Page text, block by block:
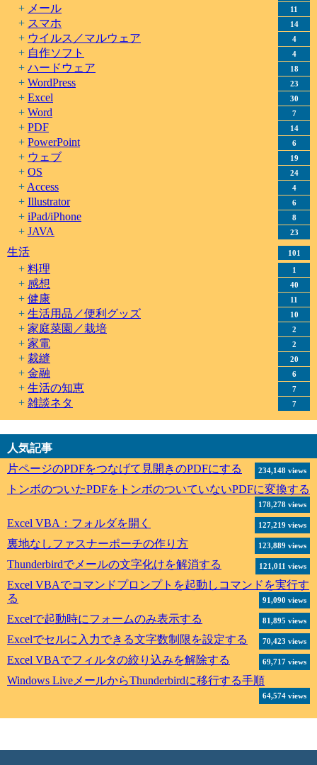
メール 11
スマホ 14
ウイルス／マルウェア 4
自作ソフト 4
ハードウェア 18
WordPress 23
Excel 30
Word 7
PDF 14
PowerPoint 6
ウェブ 19
OS 24
Access 4
Illustrator 6
iPad/iPhone 8
JAVA 23
生活 101
料理 1
感想 40
健康 11
生活用品／便利グッズ 10
家庭菜園／栽培 2
家電 2
裁縫 20
金融 6
生活の知恵 7
雑談ネタ 7
人気記事
片ページのPDFをつなげて見開きのPDFにする
234,148 views
トンボのついたPDFをトンボのついていないPDFに変換する
178,278 views
Excel VBA：フォルダを開く 127,219 views
裏地なしファスナーポーチの作り方 123,889 views
Thunderbirdでメールの文字化けを解消する 121,011 views
Excel VBAでコマンドプロンプトを起動しコマンドを実行す
る
91,090 views
Excelで起動時にフォームのみ表示する 81,895 views
Excelでセルに入力できる文字数制限を設定する 70,423 views
Excel VBAでフィルタの絞り込みを解除する 69,717 views
Windows LiveメールからThunderbirdに移行する手順
64,574 views